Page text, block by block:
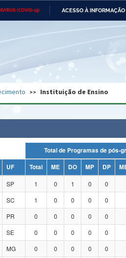
(COVID-19) ACESSO À INFORMAÇÃO
Ministério das Relações
Banco Central do Brasil
Instituição de Ensino
Total de
UF Total ME DO MP DP
SP 1 0 1 0 0
SC 1 0 0 0 0
PR 0 0 0 0 0
SE 0 0 0 0 0
MG 0 0 0 0 0